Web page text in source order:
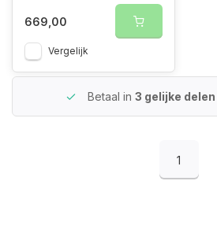
669,00
Vergelijk
Betaal in 3 gelijke delen
1